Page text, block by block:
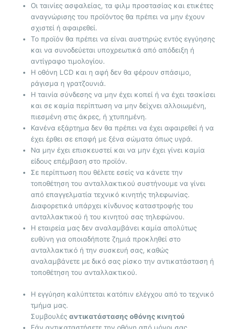
Οι ταινίες ασφαλείας, τα φιλμ προστασίας και ετικέτες
αναγνώρισης του προϊόντος θα πρέπει να μην έχουν
σχιστεί ή αφαιρεθεί.
Το προϊόν θα πρέπει να είναι αυστηρώς εντός εγγύησης
και να συνοδεύεται υποχρεωτικά από απόδειξη ή
αντίγραφο τιμολογίου.
Η οθόνη LCD και η αφή δεν θα φέρουν σπάσιμο,
ράγισμα η γρατζουνιά.
Η ταινία σύνδεσης να μην έχει κοπεί ή να έχει τσακίσει
και σε καμία περίπτωση να μην δείχνει αλλοιωμένη,
πιεσμένη στις άκρες, ή χτυπημένη.
Κανένα εξάρτημα δεν θα πρέπει να έχει αφαιρεθεί ή να
έχει έρθει σε επαφή με ξένα σώματα όπως υγρά.
Να μην έχει επισκευστεί και να μην έχει γίνει καμία
είδους επέμβαση στο προϊόν.
Σε περίπτωση που θέλετε εσείς να κάνετε την
τοποθέτηση του ανταλλακτικού συστήνουμε να γίνει
από επαγγελματία τεχνικό κινητής τηλεφωνίας.
Διαφορετικά υπάρχει κίνδυνος καταστροφής του
ανταλλακτικού ή του κινητού σας τηλεφώνου.
Η εταιρεία μας δεν αναλαμβάνει καμία απολύτως
ευθύνη για οποιαδήποτε ζημιά προκληθεί στο
ανταλλακτικό ή την συσκευή σας, καθώς
αναλαμβάνετε με δικό σας ρίσκο την αντικατάσταση ή
τοποθέτηση του ανταλλακτικού.
Η εγγύηση καλύπτεται κατόπιν ελέγχου από το τεχνικό
τμήμα μας.
Συμβουλέςαντικατάστασης οθόνης κινητού